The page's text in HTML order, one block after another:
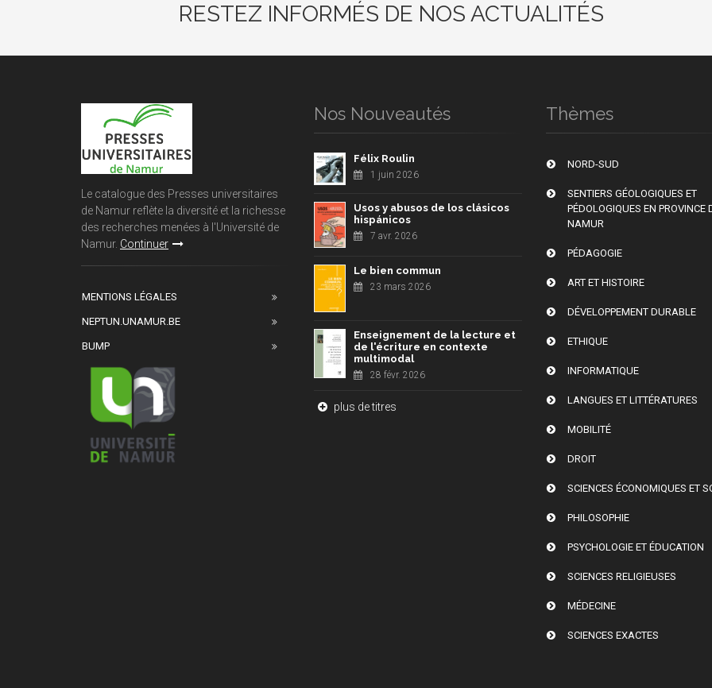
RESTEZ INFORMÉS DE NOS ACTUALITÉS
Le catalogue des Presses universitaires
de Namur reflète la diversité et la richesse
des recherches menées à l'Université de
Namur. Continuer
MENTIONS LÉGALES
NEPTUN.UNAMUR.BE
BUMP
Nos Nouveautés
Félix Roulin
1 juin 2026
Usos y abusos de los clásicos
hispánicos
7 avr. 2026
Le bien commun
23 mars 2026
Enseignement de la lecture et
de l'écriture en contexte
multimodal
28 févr. 2026
plus de titres
Thèmes
NORD-SUD
SENTIERS GÉOLOGIQUES ET
PÉDOLOGIQUES EN PROVINCE
NAMUR
PÉDAGOGIE
ART ET HISTOIRE
DÉVELOPPEMENT DURABLE
ETHIQUE
INFORMATIQUE
LANGUES ET LITTÉRATURES
MOBILITÉ
DROIT
SCIENCES ÉCONOMIQUES ET
PHILOSOPHIE
PSYCHOLOGIE ET ÉDUCATION
SCIENCES RELIGIEUSES
MÉDECINE
SCIENCES EXACTES